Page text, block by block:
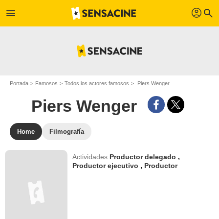
menu profil search
Portada Famosos Todos los actores famosos Piers Wenger
Piers Wenger
Home Filmografía
Actividades Productor delegado ,
Productor ejecutivo , Productor